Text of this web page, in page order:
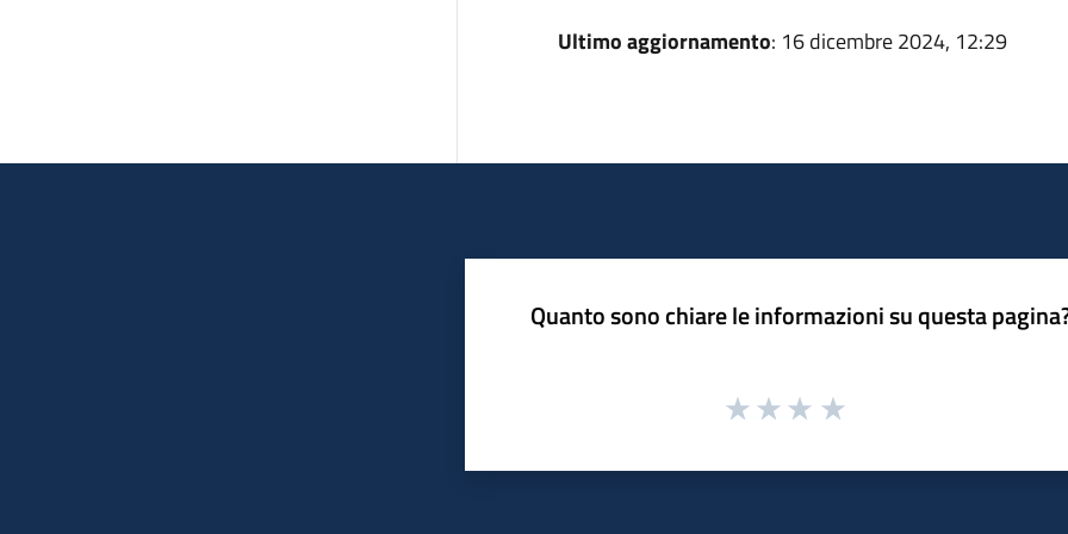
Ultimo aggiornamento: 16 dicembre 2024, 12:29
Quanto sono chiare le informazioni su questa